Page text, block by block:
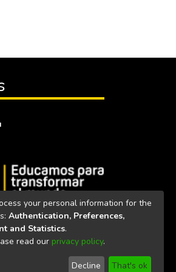
2023
del Carchi
your personal information for the
Authentication, Preferences,
and Statistics.
read our privacy policy.
Decline That's ok